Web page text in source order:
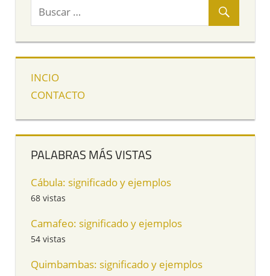
INCIO
CONTACTO
PALABRAS MÁS VISTAS
Cábula: significado y ejemplos
68 vistas
Camafeo: significado y ejemplos
54 vistas
Quimbambas: significado y ejemplos